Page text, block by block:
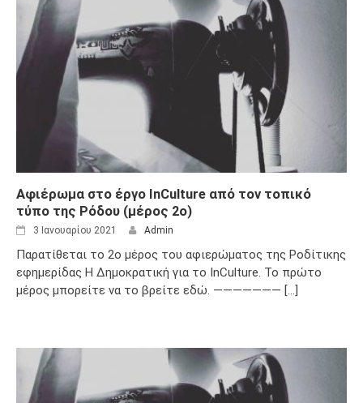
Αφιέρωμα στο έργο InCulture από τον τοπικό
τύπο της Ρόδου (μέρος 2ο)
3 Ιανουαρίου 2021 Admin
Παρατίθεται το 2ο μέρος του αφιερώματος της Ροδίτικης
εφημερίδας Η Δημοκρατική για το InCulture. Το πρώτο
μέρος μπορείτε να το βρείτε εδώ. ——————— [...]